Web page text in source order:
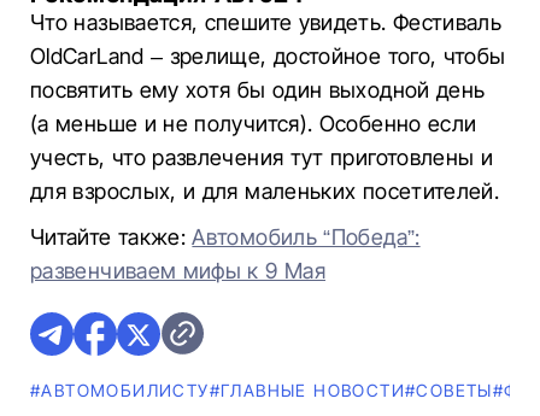
Что называется, спешите увидеть. Фестиваль
OldCarLand – зрелище, достойное того, чтобы
посвятить ему хотя бы один выходной день
(а меньше и не получится). Особенно если
учесть, что развлечения тут приготовлены и
для взрослых, и для маленьких посетителей.
Читайте также:Автомобиль “Победа”:
развенчиваем мифы к 9 Мая
#АВТОМОБИЛИСТУ#ГЛАВНЫЕ НОВОСТИ#СОВЕТЫ